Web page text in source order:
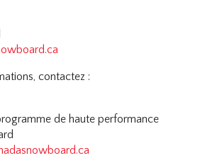
contactez :
de haute performance